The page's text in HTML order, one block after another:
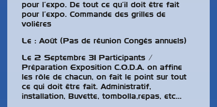
pour l’expo. De tout ce qu’il doit être fait
pour l’expo. Commande des grilles de
volières
Le : Août (Pas de réunion Congés annuels)
Le 2 Septembre 31 Participants /
Préparation Exposition C.O.D.A. on affine
les rôle de chacun, on fait le point sur tout
ce qui doit être fait. Administratif,
installation, Buvette, tombolla,repas, etc…